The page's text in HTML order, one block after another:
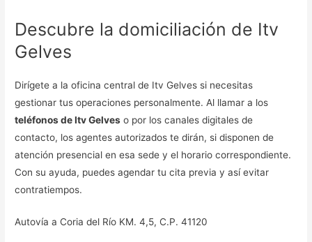
Descubre la domiciliación de Itv
Gelves
Dirígete a la oficina central de Itv Gelves si necesitas
gestionar tus operaciones personalmente. Al llamar a los
teléfonos de Itv Gelves o por los canales digitales de
contacto, los agentes autorizados te dirán, si disponen de
atención presencial en esa sede y el horario correspondiente.
Con su ayuda, puedes agendar tu cita previa y así evitar
contratiempos.
Autovía a Coria del Río KM. 4,5, C.P. 41120